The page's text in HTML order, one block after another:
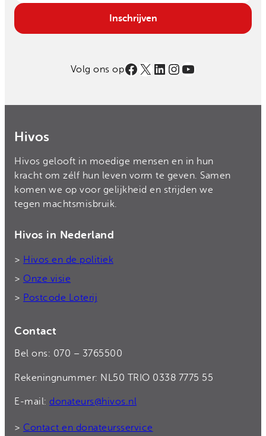
Email
Inschrijven
Volg ons opFacebook
X LinkedIn
Instagram
YouTube
Hivos
Hivos gelooft in moedige mensen en in hun
kracht om zélf hun leven vorm te geven. Samen
komen we op voor gelijkheid en strijden we
tegen machtsmisbruik.
Hivos in Nederland
> Hivos en de politiek
> Onze visie
> Postcode Loterij
Contact
Bel ons: 070 – 3765500
Rekeningnummer: NL50 TRIO 0338 7775 55
E-mail: donateurs@hivos.nl
> Contact en donateursservice